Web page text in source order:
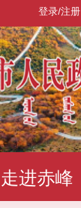
登录/注册
走进赤峰